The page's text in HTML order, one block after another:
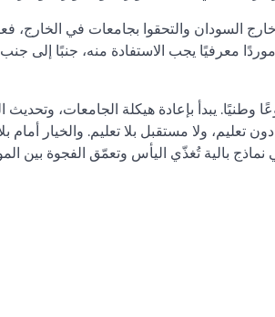
السودان والتحقوا بجامعات في الخارج،
معرفيًا يجب الاستفادة منه، جنبًا إلى
يبدأ بإعادة هيكلة الجامعات، وتحديث
ولا مستقبل بلا تعليم. والخيار أمام
بالية تُغذّي اليأس وتعمّق الفجوة بين